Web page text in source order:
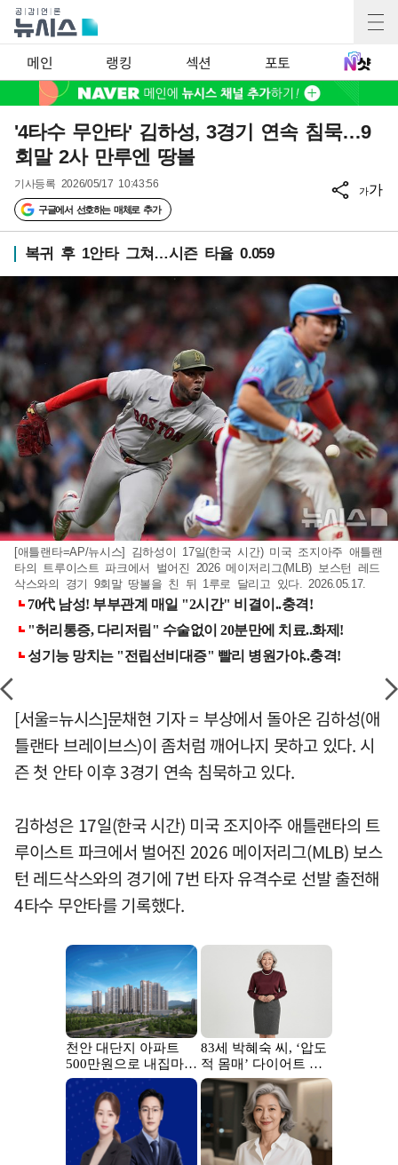
메인 랭킹 섹션 포토
'4타수 무안타' 김하성, 3경기 연속 침묵…9
회말 2사 만루엔 땅볼
기사등록 2026/05/17 10:43:56
구글에서 선호하는 매체로 추가
가가
복귀 후 1안타 그쳐…시즌 타율 0.059
[애틀랜타=AP/뉴시스] 김하성이 17일(한국 시간) 미국 조지아주 애틀랜
타의 트루이스트 파크에서 벌어진 2026 메이저리그(MLB) 보스턴 레드
삭스와의 경기 9회말 땅볼을 친 뒤 1루로 달리고 있다. 2026.05.17.
[서울=뉴시스]문채현 기자 = 부상에서 돌아온 김하성(애
틀랜타 브레이브스)이 좀처럼 깨어나지 못하고 있다. 시
즌 첫 안타 이후 3경기 연속 침묵하고 있다.
김하성은 17일(한국 시간) 미국 조지아주 애틀랜타의 트
루이스트 파크에서 벌어진 2026 메이저리그(MLB) 보스
턴 레드삭스와의 경기에 7번 타자 유격수로 선발 출전해
4타수 무안타를 기록했다.